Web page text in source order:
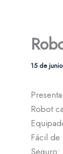
15 de
Robot
Fácil de
Seguro: